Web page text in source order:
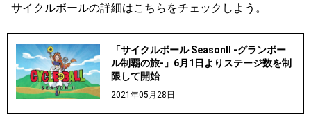
サイクルボールの詳細はこちらをチェックしよう。
「サイクルボール SeasonII -グランボー
ル制覇の旅-」6月1日よりステージ数を制
限して開始
2021年05月28日